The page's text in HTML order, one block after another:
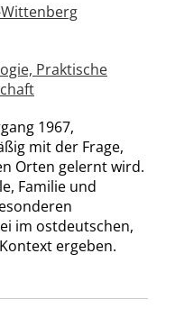
Praktische
1967,
mit der Frage,
Orten gelernt wird.
Familie und
im ostdeutschen,
ergeben.